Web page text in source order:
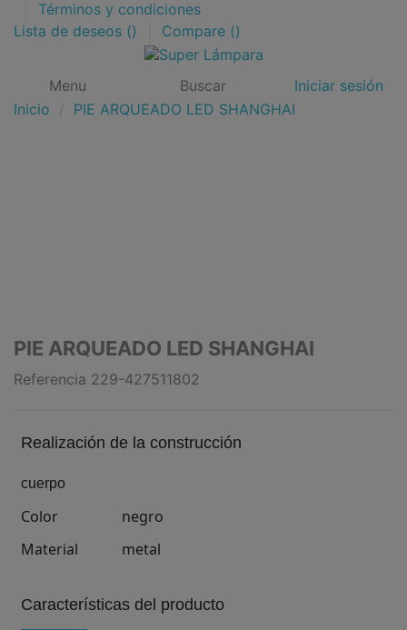
Términos y condiciones
Lista de deseos () Compare ()
Menu Buscar
Iniciar sesión
Inicio
PIE ARQUEADO LED SHANGHAI
PIE ARQUEADO LED SHANGHAI
Referencia 229-427511802
Realización de la construcción
cuerpo
Color
negro
Material
metal
Características del producto